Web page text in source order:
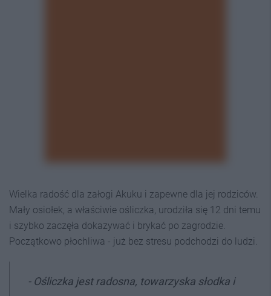
Wielka radość dla załogi Akuku i zapewne dla jej rodziców.
Mały osiołek, a właściwie ośliczka, urodziła się 12 dni temu
i szybko zaczęła dokazywać i brykać po zagrodzie.
Początkowo płochliwa - już bez stresu podchodzi do ludzi.
- Ośliczka jest radosna, towarzyska słodka i